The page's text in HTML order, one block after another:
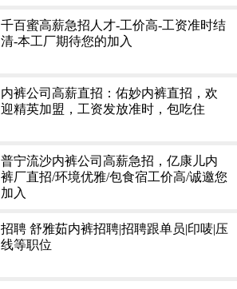
千百蜜高薪急招人才-工价高-工资准时结
清-本工厂期待您的加入
内裤公司高薪直招：佑妙内裤直招，欢
迎精英加盟，工资发放准时，包吃住
普宁流沙内裤公司高薪急招，亿康儿内
裤厂直招/环境优雅/包食宿工价高/诚邀您
加入
招聘 舒雅茹内裤招聘|招聘跟单员|印唛|压
线等职位